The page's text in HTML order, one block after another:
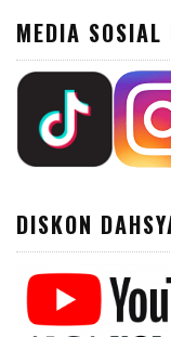
MEDIA SOSIAL
DISKON